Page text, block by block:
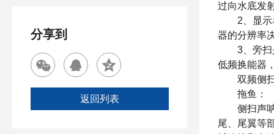
过向水底发
2、显示单
器的分辨率
3、旁扫是
低频换能器
双频侧
拖鱼：
侧扫声呐
尾、尾翼等
分享到
返回列表